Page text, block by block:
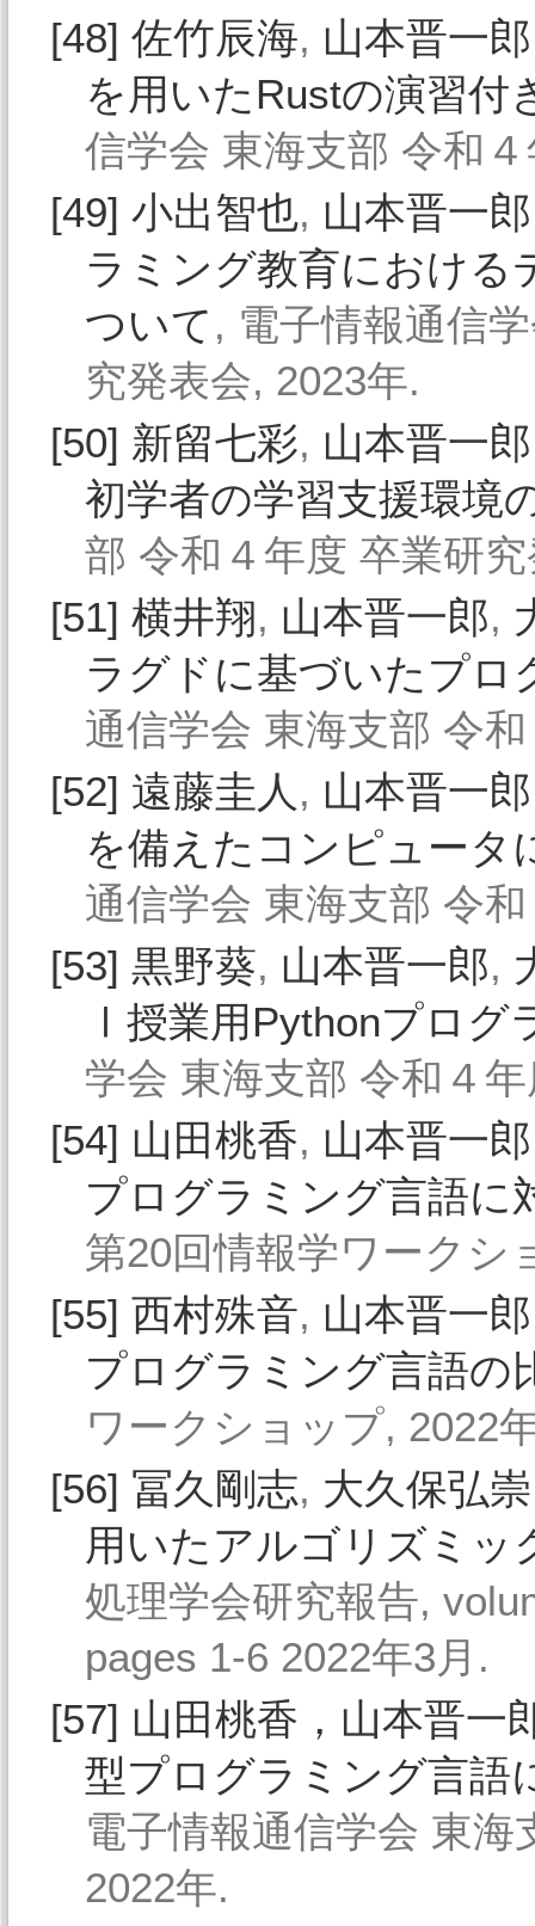
[48] 佐竹辰海, 山本晋一郎
を用いたRustの演習付
信学会 東海支部 令和
[49] 小出智也, 山本晋一郎
ラミング教育における
ついて , 電子情報通信
究発表会, 2023年.
[50] 新留七彩, 山本晋一郎
初学者の学習支援環境
部 令和４年度 卒業研
[51] 横井翔, 山本晋一郎,
ラグドに基づいたプロ
通信学会 東海支部 令
[52] 遠藤圭人 , 山本晋一郎
を備えたコンピュータ
通信学会 東海支部 令
[53] 黒野葵, 山本晋一郎,
Ⅰ授業用Pythonプログ
学会 東海支部 令和４
[54] 山田桃香, 山本晋一郎
プログラミング言語に
第20回情報学ワークシ
[55] 西村殊音, 山本晋一郎
プログラミング言語の
ワークショップ, 2022
[56] 冨久剛志, 大久保弘崇
用いたアルゴリズミッ
処理学会研究報告,
pages 1-6 2022年3月.
[57] 山田桃香，山本晋一
型プログラミング言語
電子情報通信学会 東
2022年.